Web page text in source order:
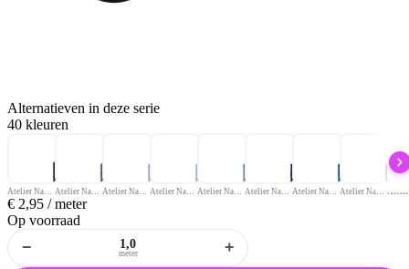
Alternatieven in deze serie
40 kleuren
€ 2,95 / meter
Op voorraad
− meter +